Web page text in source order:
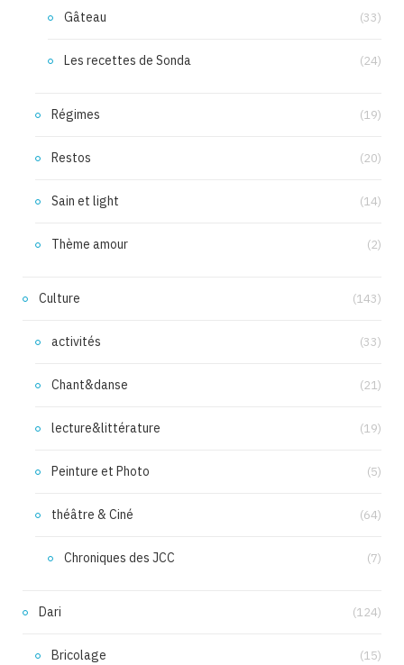
Gâteau (33)
Les recettes de Sonda (24)
Régimes (19)
Restos (20)
Sain et light (14)
Thème amour (2)
Culture (143)
activités (33)
Chant&danse (21)
lecture&littérature (19)
Peinture et Photo (5)
théâtre & Ciné (64)
Chroniques des JCC (7)
Dari (124)
Bricolage (15)